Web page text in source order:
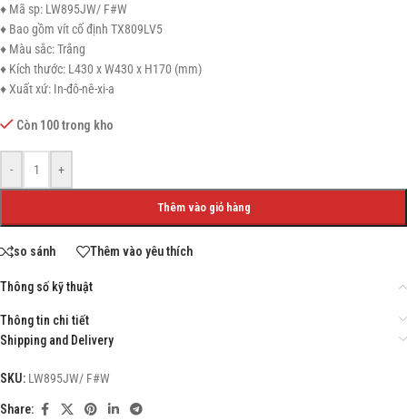
♦ Mã sp: LW895JW/ F#W
♦ Bao gồm vít cố định TX809LV5
♦ Màu sắc: Trắng
♦ Kích thước: L430 x W430 x H170 (mm)
♦ Xuất xứ: In-đô-nê-xi-a
Còn 100 trong kho
- +
Thêm vào giỏ hàng
so sánh Thêm vào yêu thích
Thông số kỹ thuật
Thông tin chi tiết
Shipping and Delivery
SKU: LW895JW/ F#W
Share: